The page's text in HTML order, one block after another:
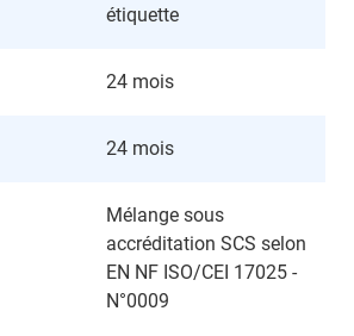
étiquette
24 mois
24 mois
Mélange sous
accréditation SCS selon
EN NF ISO/CEI 17025 -
N°0009